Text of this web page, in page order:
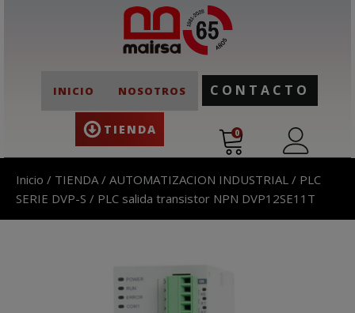
INICIO NOSOTROS
TIENDA
CONTACTO
0
Inicio / TIENDA / AUTOMATIZACION INDUSTRIAL / PLC
SERIE DVP-S / PLC salida transistor NPN DVP12SE11T